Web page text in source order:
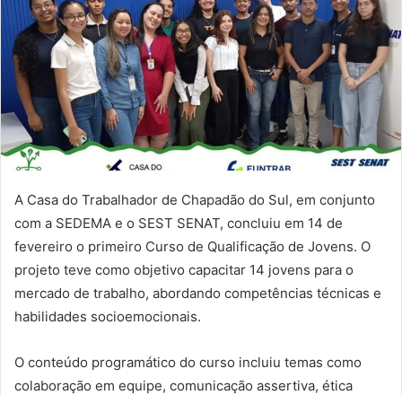
A Casa do Trabalhador de Chapadão do Sul, em conjunto
com a SEDEMA e o SEST SENAT, concluiu em 14 de
fevereiro o primeiro Curso de Qualificação de Jovens. O
projeto teve como objetivo capacitar 14 jovens para o
mercado de trabalho, abordando competências técnicas e
habilidades socioemocionais.
O conteúdo programático do curso incluiu temas como
colaboração em equipe, comunicação assertiva, ética